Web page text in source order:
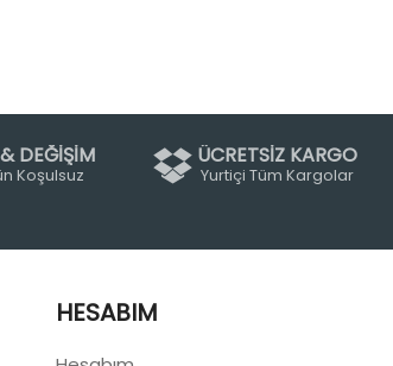
DEĞİŞİM
Koşulsuz
ÜCRETSİZ KARGO
Yurtiçi Tüm Kargolar
HESABIM